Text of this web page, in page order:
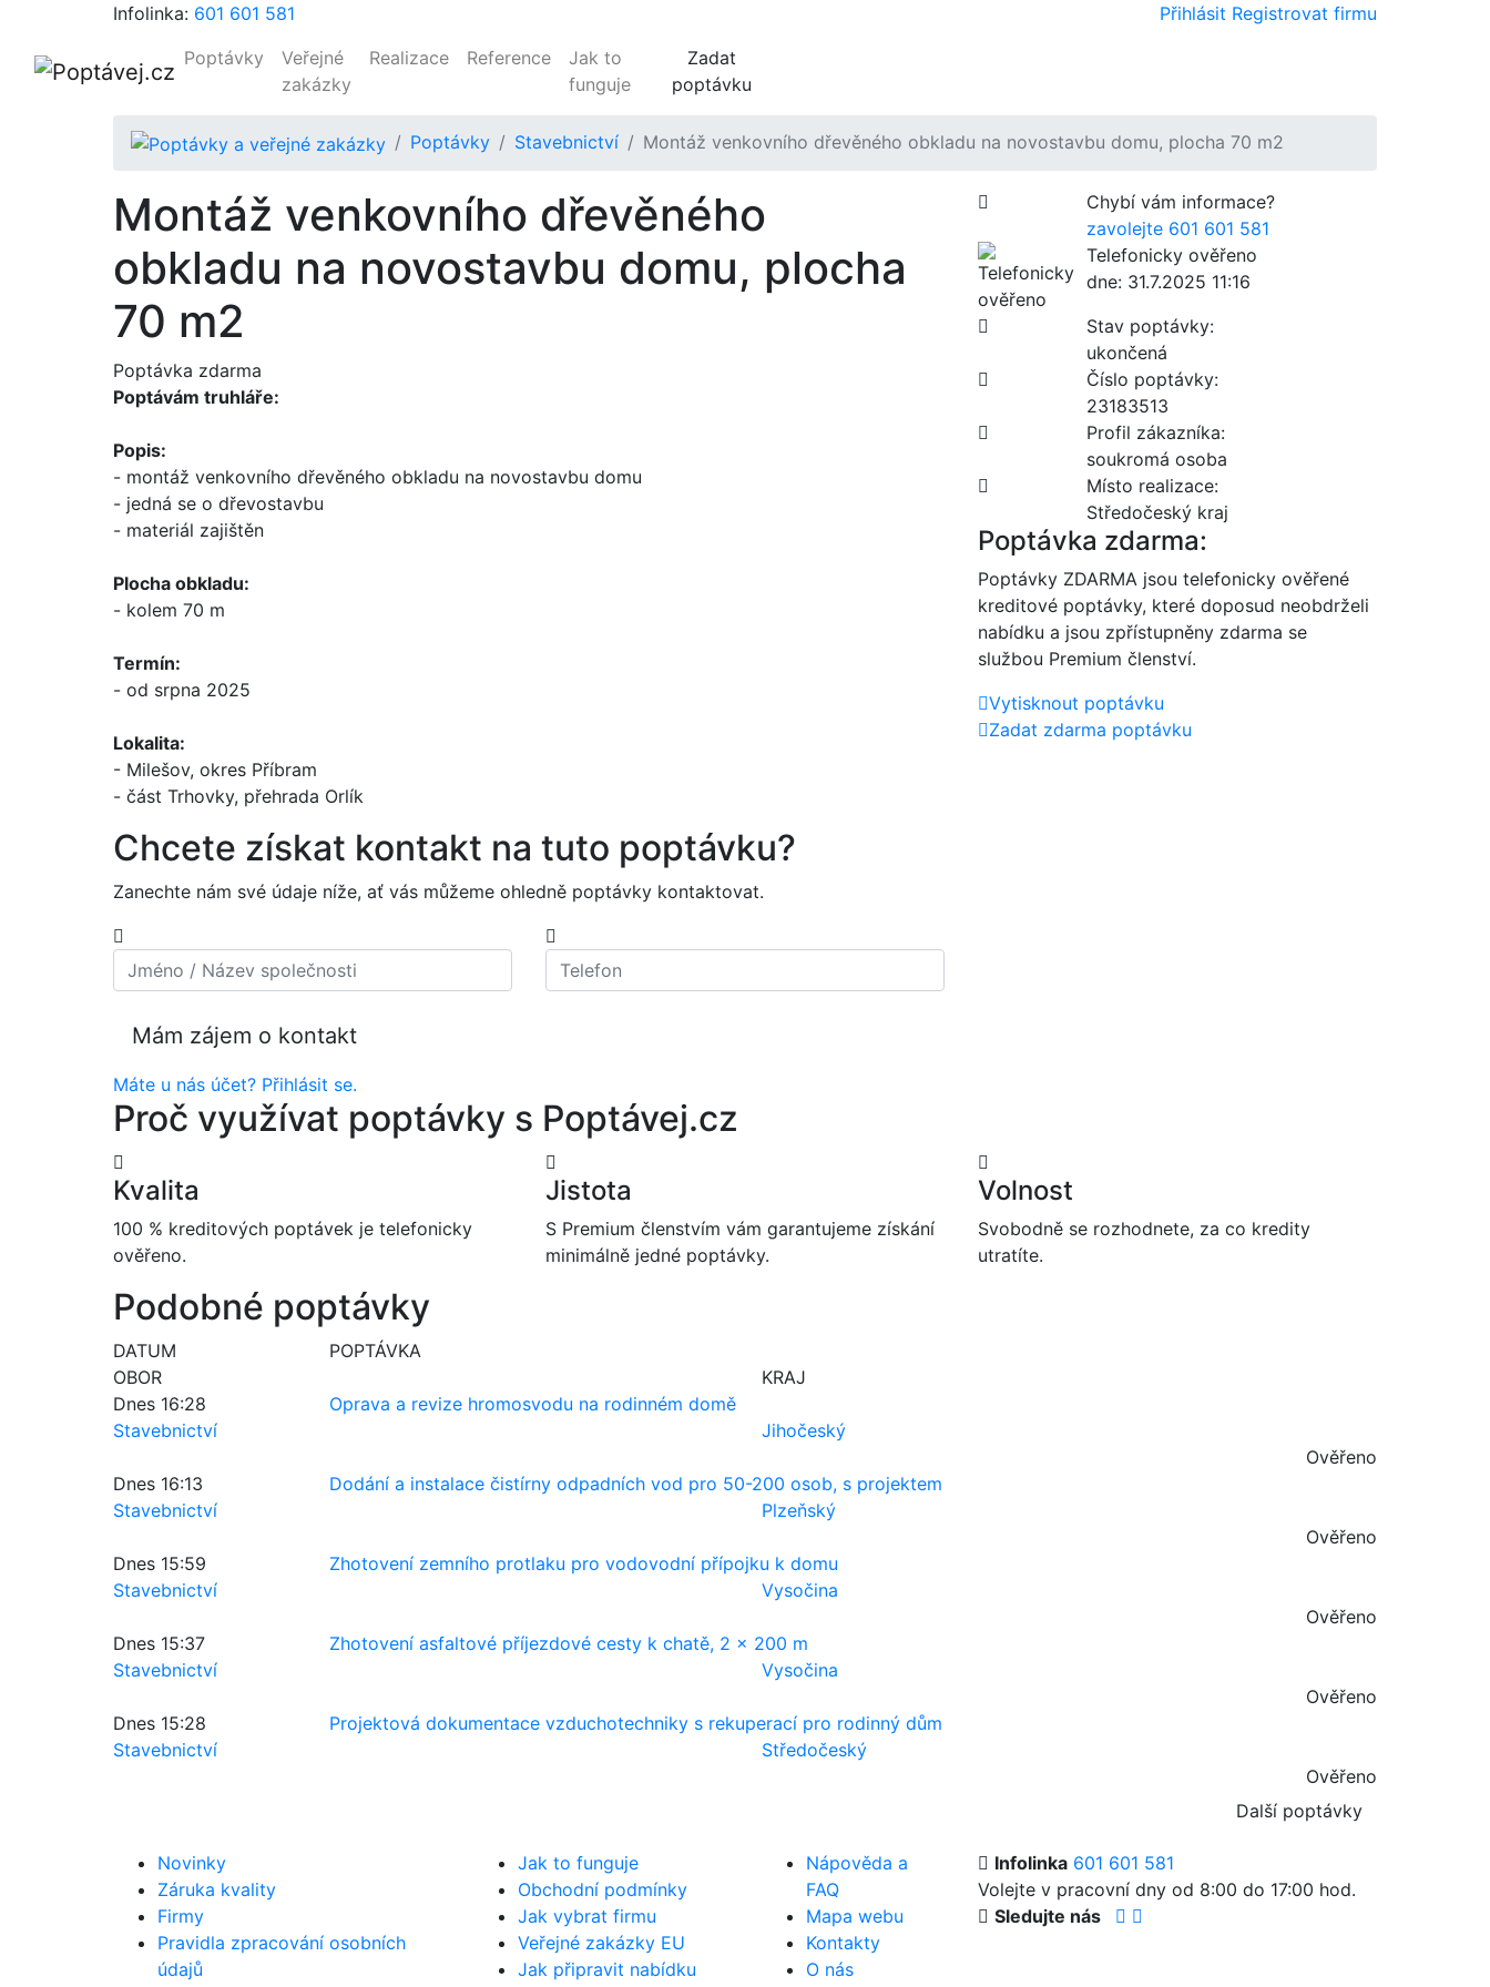
Infolinka: 601 601 581 Přihlásit Registrovat firmu
Poptávky
Veřejné
zakázky
Realizace Reference
Jak to
funguje
Zadat
poptávku
Poptávky Stavebnictví Montáž venkovního dřevěného obkladu na novostavbu domu, plocha 70 m2
Montáž venkovního dřevěného
obkladu na novostavbu domu, plocha
70 m2
Poptávka zdarma
Poptávám truhláře:
Popis:
- montáž venkovního dřevěného obkladu na novostavbu domu
- jedná se o dřevostavbu
- materiál zajištěn
Plocha obkladu:
- kolem 70 m
Termín:
- od srpna 2025
Lokalita:
- Milešov, okres Příbram
- část Trhovky, přehrada Orlík
Chcete získat kontakt na tuto poptávku?
Zanechte nám své údaje níže, ať vás můžeme ohledně poptávky kontaktovat.
Máte u nás účet? Přihlásit se.
Chybí vám informace?
zavolejte 601 601 581
Telefonicky ověřeno
dne: 31.7.2025 11:16
Stav poptávky:
ukončená
Číslo poptávky:
23183513
Profil zákazníka:
soukromá osoba
Místo realizace:
Středočeský kraj
Poptávka zdarma:
Poptávky ZDARMA jsou telefonicky ověřené
kreditové poptávky, které doposud neobdrželi
nabídku a jsou zpřístupněny zdarma se
službou Premium členství.
Vytisknout poptávku
Zadat zdarma poptávku
Proč využívat poptávky s Poptávej.cz
Kvalita
100 % kreditových poptávek je telefonicky
ověřeno.
Jistota
S Premium členstvím vám garantujeme získání
minimálně jedné poptávky.
Volnost
Svobodně se rozhodnete, za co kredity
utratíte.
Podobné poptávky
DATUM
POPTÁVKA
OBOR
KRAJ
Dnes 16:28
Oprava a revize hromosvodu na rodinném domě
Stavebnictví
Jihočeský
Ověřeno
Dnes 16:13
Dodání a instalace čistírny odpadních vod pro 50-200 osob, s projektem
Stavebnictví
Plzeňský
Ověřeno
Dnes 15:59
Zhotovení zemního protlaku pro vodovodní přípojku k domu
Stavebnictví
Vysočina
Ověřeno
Dnes 15:37
Zhotovení asfaltové příjezdové cesty k chatě, 2 x 200 m
Stavebnictví
Vysočina
Ověřeno
Dnes 15:28
Projektová dokumentace vzduchotechniky s rekuperací pro rodinný dům
Stavebnictví
Středočeský
Ověřeno
Další poptávky
Novinky
Záruka kvality
Firmy
Pravidla zpracování osobních
údajů
Jak to funguje
Obchodní podmínky
Jak vybrat firmu
Veřejné zakázky EU
Jak připravit nabídku
Nápověda a
FAQ
Mapa webu
Kontakty
O nás
Infolinka 601 601 581
Volejte v pracovní dny od 8:00 do 17:00 hod.
Sledujte nás